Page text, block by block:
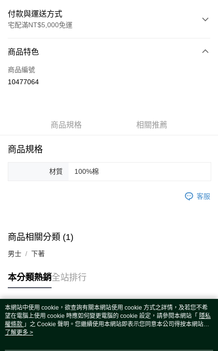
付款與運送方式
宅配滿NT$5,000免運
信用卡一次付款
LINE Pay
宅配
商品特色
商品編號
10477064
商品規格 相關推薦
商品規格
材質 100%棉
客服
商品相關分類 (1)
男士 下著
本分類熱銷全站排行
熱門標籤
本網站中使用 cookie，欲查詢有關本網站使用 cookie 方式之詳情，及若您不希
望在電腦上使用 cookie 時應如何變更電腦的 cookie 設定，請參閱本網站「 隱私
權條款 」之 Cookie 聲明。您繼續使用本網站即表示您同意本公司得按本網站使
用條款之 Cookie 聲明使用 cookie。
了解更多 >